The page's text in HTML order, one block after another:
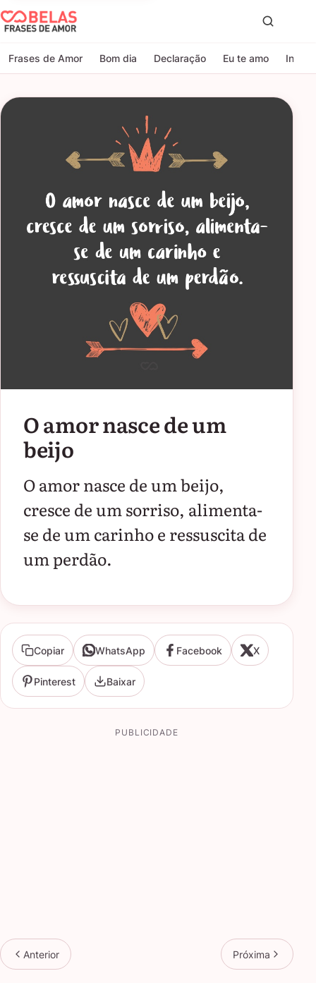
Belas Frases de Amor
Frases de Amor Bom dia Declaração Eu te amo
O amor nasce de um
beijo
O amor nasce de um beijo,
cresce de um sorriso, alimenta-
se de um carinho e ressuscita de
um perdão.
Copiar WhatsApp Facebook X
Pinterest Baixar
PUBLICIDADE
Anterior Próxima